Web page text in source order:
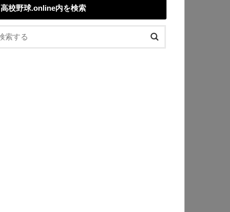
高校野球.online内を検索